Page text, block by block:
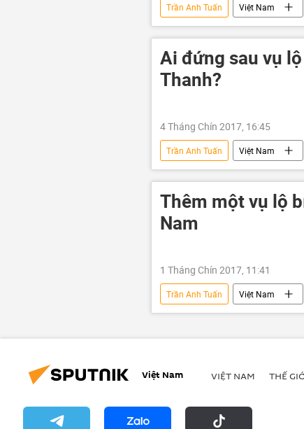
Trần Anh Tuấn Việt Nam
văn bản
Ai đứng sau vụ
Thanh?
4 Tháng Chín 2017, 16:45
Trần Anh Tuấn Việt Nam
hồ sơ
lộ tài liệu mật
Thêm một vụ lộ
Nam
1 Tháng Chín 2017, 11:41
Trần Anh Tuấn Việt Nam
Việt Nam VIỆT NAM THẾ